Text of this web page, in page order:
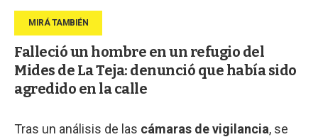
Falleció un hombre en un refugio del
Mides de La Teja: denunció que había sido
agredido en la calle
Tras un análisis de las cámaras de vigilancia, se